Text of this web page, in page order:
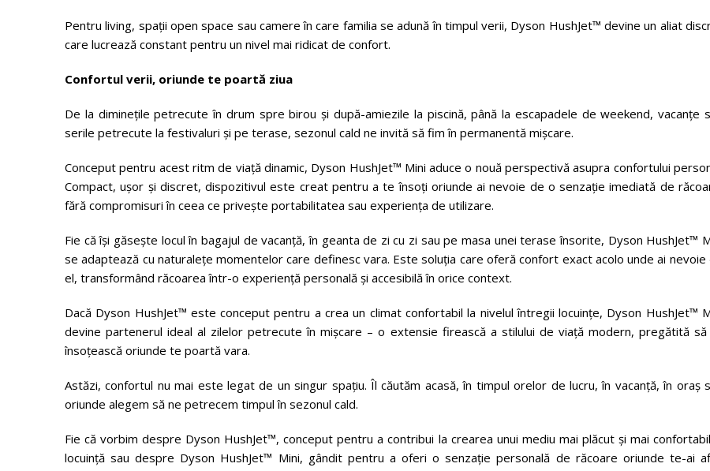
Pentru living, spații open space sau camere în care familia se adună în timpul verii, Dyson HushJet™ devine un aliat
care lucrează constant pentru un nivel mai ridicat de confort.
Confortul verii, oriunde te poartă ziua
De la diminețile petrecute în drum spre birou și după-amiezile la piscină, până la escapadele de weekend, vacanțe
serile petrecute la festivaluri și pe terase, sezonul cald ne invită să fim în permanentă mișcare.
Conceput pentru acest ritm de viață dinamic, Dyson HushJet™ Mini aduce o nouă perspectivă asupra confortului
Compact, ușor și discret, dispozitivul este creat pentru a te însoți oriunde ai nevoie de o senzație imediată de
fără compromisuri în ceea ce privește portabilitatea sau experiența de utilizare.
Fie că își găsește locul în bagajul de vacanță, în geanta de zi cu zi sau pe masa unei terase însorite, Dyson HushJet™
se adaptează cu naturalețe momentelor care definesc vara. Este soluția care oferă confort exact acolo unde ai nevoie
el, transformând răcoarea într-o experiență personală și accesibilă în orice context.
Dacă Dyson HushJet™ este conceput pentru a crea un climat confortabil la nivelul întregii locuințe, Dyson HushJet™
devine partenerul ideal al zilelor petrecute în mișcare – o extensie firească a stilului de viață modern, pregătită
însoțească oriunde te poartă vara.
Astăzi, confortul nu mai este legat de un singur spațiu. Îl căutăm acasă, în timpul orelor de lucru, în vacanță, în oraș
oriunde alegem să ne petrecem timpul în sezonul cald.
Fie că vorbim despre Dyson HushJet™, conceput pentru a contribui la crearea unui mediu mai plăcut și mai
locuință sau despre Dyson HushJet™ Mini, gândit pentru a oferi o senzație personală de răcoare oriunde te-ai